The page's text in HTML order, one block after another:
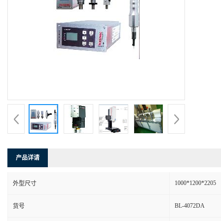
产品详请
外型尺寸 1000*1200*2205
货号 BL-4072DA